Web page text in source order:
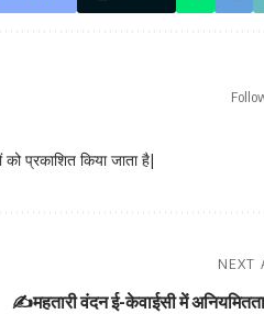
प्रकाशित किया जाता है|
NEXT
✍️महतारी वंदन ई-केवाईसी में अनियमितता